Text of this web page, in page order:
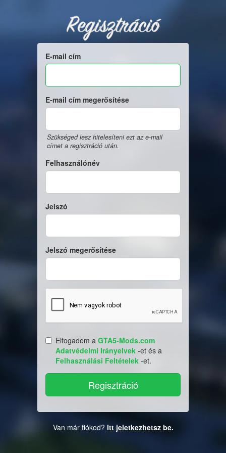
Regisztráció
E-mail cím
E-mail cím megerősítése
Szükséged lesz hitelesíteni ezt az e-mail
címet a regisztráció után.
Felhasználónév
Jelszó
Jelszó megerősítése
Elfogadom a GTA5-Mods.com
Adatvédelmi Irányelvek -et és a
Felhasználási Feltételek -et.
Van már fiókod? Itt jeletkezhetsz be.